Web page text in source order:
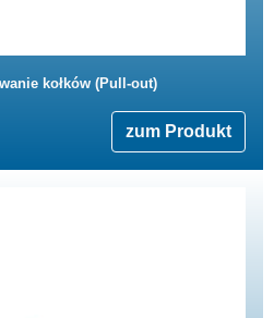
kołków (Pull-out)
zum Produkt